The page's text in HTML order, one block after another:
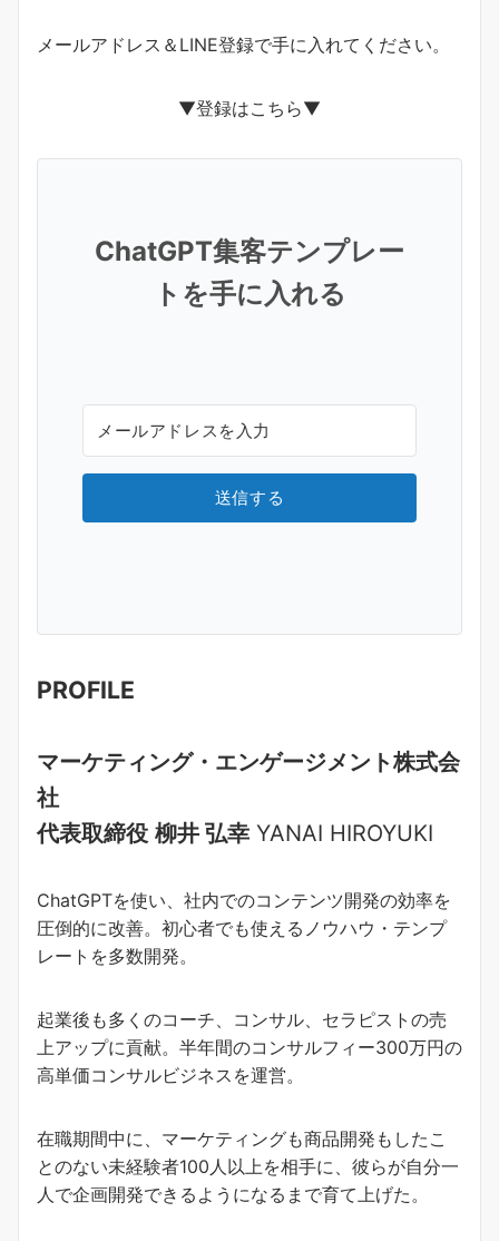
メールアドレス＆LINE登録で手に入れてください。
▼登録はこちら▼
ChatGPT集客テンプレー
トを手に入れる
送信する
PROFILE
マーケティング・エンゲージメント株式会
社
代表取締役 柳井 弘幸 YANAI HIROYUKI
ChatGPTを使い、社内でのコンテンツ開発の効率を
圧倒的に改善。初心者でも使えるノウハウ・テンプ
レートを多数開発。
起業後も多くのコーチ、コンサル、セラピストの売
上アップに貢献。半年間のコンサルフィー300万円の
高単価コンサルビジネスを運営。
在職期間中に、マーケティングも商品開発もしたこ
とのない未経験者100人以上を相手に、彼らが自分一
人で企画開発できるようになるまで育て上げた。